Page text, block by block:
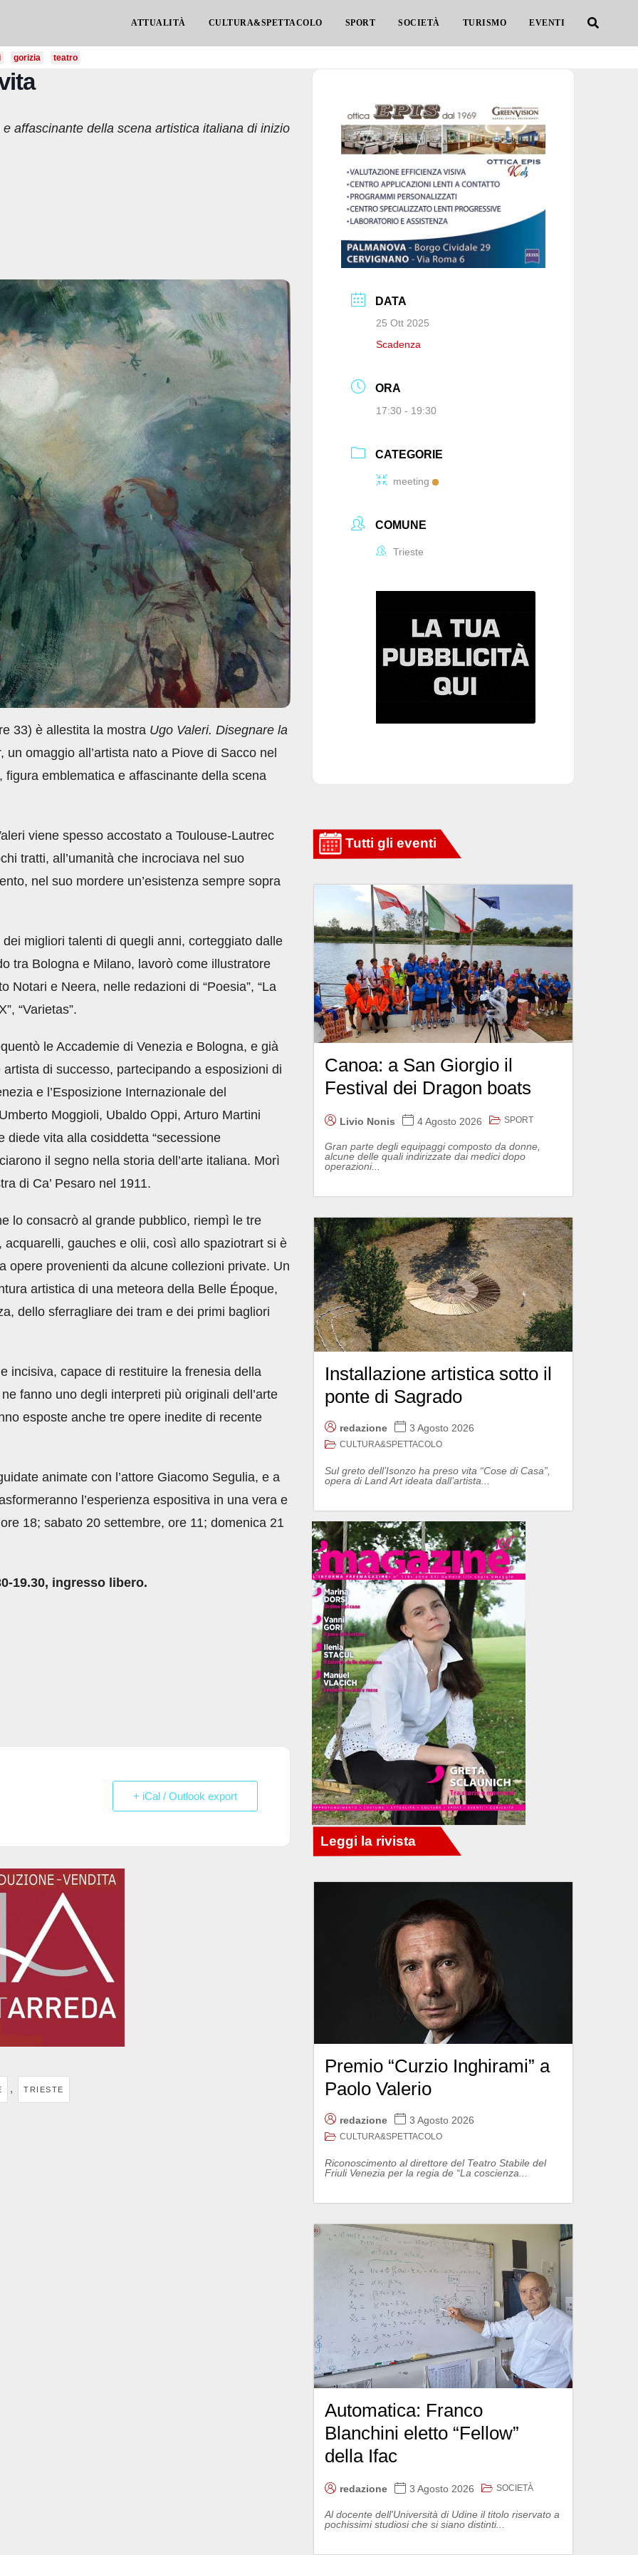
ATTUALITÀ CULTURA&SPETTACOLO SPORT SOCIETÀ TURISMO EVENTI
gorizia teatro
affascinante della scena artistica italiana di inizio
33) è allestita la mostra Ugo Valeri. Disegnare la
omaggio all’artista nato a Piove di Sacco nel
emblematica e affascinante della scena
viene spesso accostato a Toulouse-Lautrec
tratti, all’umanità che incrociava nel suo
nel suo mordere un’esistenza sempre sopra
migliori talenti di quegli anni, corteggiato dalle
tra Bologna e Milano, lavorò come illustratore
Notari e Neera, nelle redazioni di “Poesia”, “La
“Varietas”.
le Accademie di Venezia e Bologna, e già
di successo, partecipando a esposizioni di
e l’Esposizione Internazionale del
Moggioli, Ubaldo Oppi, Arturo Martini
vita alla cosiddetta “secessione
il segno nella storia dell’arte italiana. Morì
di Ca’ Pesaro nel 1911.
lo consacrò al grande pubblico, riempì le tre
gauches e olii, così allo spaziotrart si è
opere provenienti da alcune collezioni private. Un
artistica di una meteora della Belle Époque,
dello sferragliare dei tram e dei primi bagliori
incisiva, capace di restituire la frenesia della
fanno uno degli interpreti più originali dell’arte
esposte anche tre opere inedite di recente
animate con l’attore Giacomo Segulia, e a
l’esperienza espositiva in una vera e
18; sabato 20 settembre, ore 11; domenica 21
19.30, ingresso libero.
+ iCal / Outlook export
, TRIESTE
DATA
25 Ott 2025
Scadenza
ORA
17:30 - 19:30
CATEGORIE
meeting
COMUNE
Trieste
Canoa: a San Giorgio il
Festival dei Dragon boats
Livio Nonis 4 Agosto 2026 SPORT
Gran parte degli equipaggi composto da donne,
alcune delle quali indirizzate dai medici dopo
operazioni...
Installazione artistica sotto il
ponte di Sagrado
redazione 3 Agosto 2026
CULTURA&SPETTACOLO
Sul greto dell’Isonzo ha preso vita “Cose di Casa”,
opera di Land Art ideata dall’artista...
Premio “Curzio Inghirami” a
Paolo Valerio
redazione 3 Agosto 2026
CULTURA&SPETTACOLO
Riconoscimento al direttore del Teatro Stabile del
Friuli Venezia per la regia de “La coscienza...
Automatica: Franco
Blanchini eletto “Fellow”
della Ifac
redazione 3 Agosto 2026 SOCIETÀ
Al docente dell'Università di Udine il titolo riservato a
pochissimi studiosi che si siano distinti...